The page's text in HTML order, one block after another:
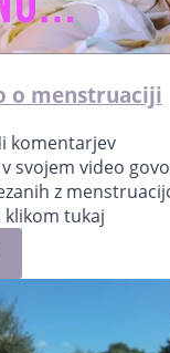
o menstruaciji
komentarjev
svojem video
z
klikom tukaj